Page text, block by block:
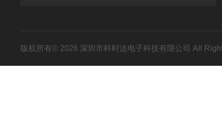
版权所有© 2026 深圳市科时达电子科技有限公司 All